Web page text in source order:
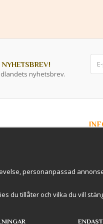
nyhetsbrev.
i
personanpassad
du tillåter och vilka du vill